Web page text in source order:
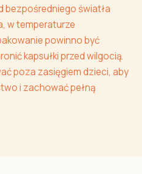
bezpośredniego światła
w temperaturze
powinno być
kapsułki przed wilgocią.
poza zasięgiem dzieci, aby
i zachować pełną